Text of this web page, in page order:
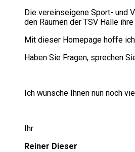
Die vereinseigene Sport- und
den Räumen der TSV Halle
Mit dieser Homepage hoffe
Haben Sie Fragen, sprechen
Ich wünsche Ihnen nun noch
Ihr
Reiner Dieser